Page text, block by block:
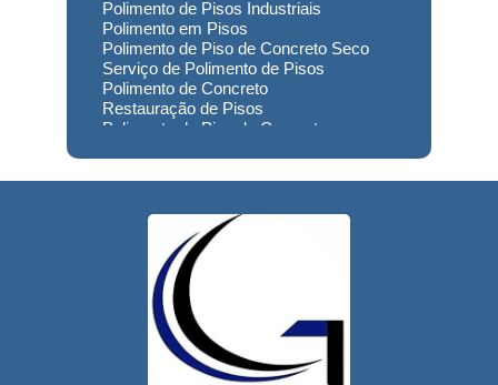
Polimento de Pisos Industriais
Polimento em Pisos
Polimento de Piso de Concreto Seco
Serviço de Polimento de Pisos
Polimento de Concreto
Restauração de Pisos
Polimento de Piso de Concreto
Preço
Restauração de Piso de Concreto
Polimento do Concreto
Serviço de Polimento de Concreto
Restauração de Pisos Industriais
Restauração de Pisos de Concreto
Restauração de Pisos de Contato
Usinado
Reforma de Piso Industrial